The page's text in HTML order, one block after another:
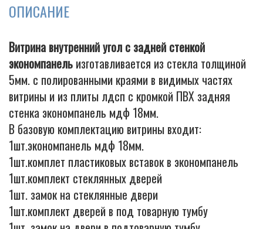
Cigarette
ОПИСАНИЕ
Витрина внутренний угол с задней стенкой
экономпанель изготавливается из стекла толщиной
5мм. с полированными краями в видимых частях
витрины и из плиты лдсп с кромкой ПВХ задняя
стенка экономпанель мдф 18мм.
В базовую комплектацию витрины входит:
1шт.экономпанель мдф 18мм.
1шт.комплет пластиковых вставок в экономпанель
1шт.комплект стеклянных дверей
1шт. замок на стеклянные двери
1шт.комплект дверей в под товарную тумбу